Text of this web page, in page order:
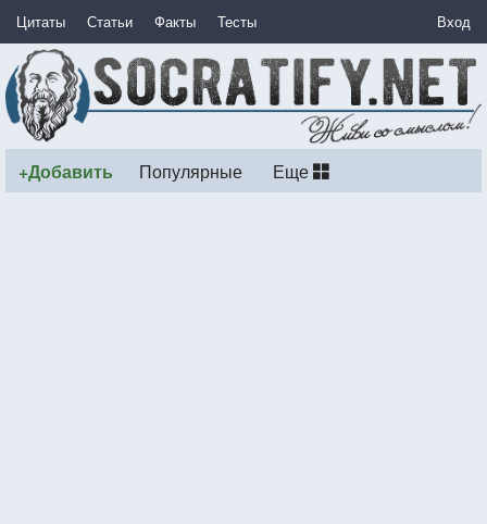
Цитаты Статьи Факты Тесты Вход
+Добавить Популярные Еще